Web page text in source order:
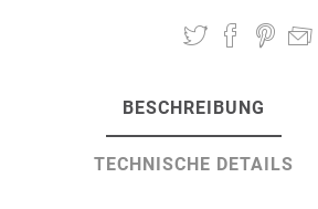
BESCHREIBUNG
TECHNISCHE DETAILS